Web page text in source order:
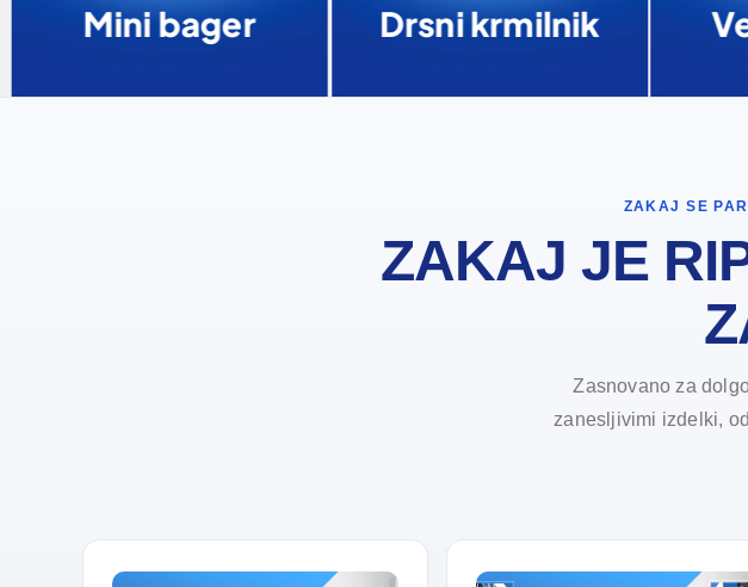
Mini bager Drsni krmilnik
ZAKAJ SE
ZAKAJ JE
Zasnovano za
zanesljivimi izdelki,